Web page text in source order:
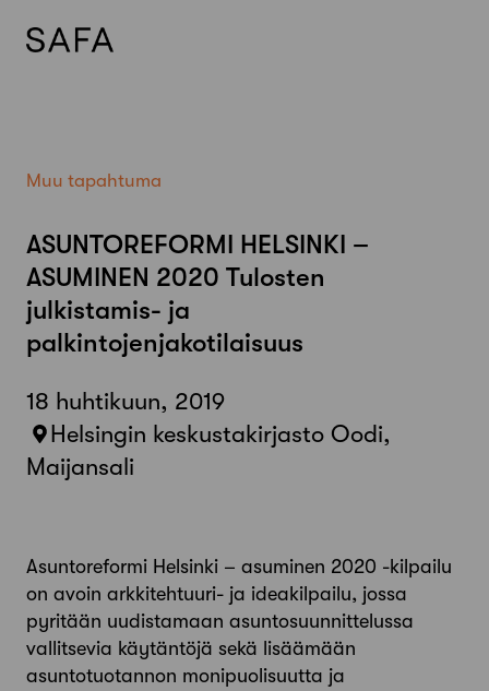
Muu tapahtuma
ASUNTOREFORMI HELSINKI –
ASUMINEN 2020 Tulosten
julkistamis- ja
palkintojenjakotilaisuus
18 huhtikuun, 2019
Helsingin keskustakirjasto Oodi,
Maijansali
Asuntoreformi Helsinki – asuminen 2020 -kilpailu
on avoin arkkitehtuuri- ja ideakilpailu, jossa
pyritään uudistamaan asuntosuunnittelussa
vallitsevia käytäntöjä sekä lisäämään
asuntotuotannon monipuolisuutta ja